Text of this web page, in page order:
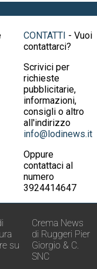
CONTATTI - Vuoi
contattarci?
Scrivici per
richieste
pubblicitarie,
informazioni,
consigli o altro
all'indirizzo
info@lodinews.it
Oppure
contattaci al
numero
3924414647
su
Crema News
di Ruggeri Pier
Giorgio & C.
SNC